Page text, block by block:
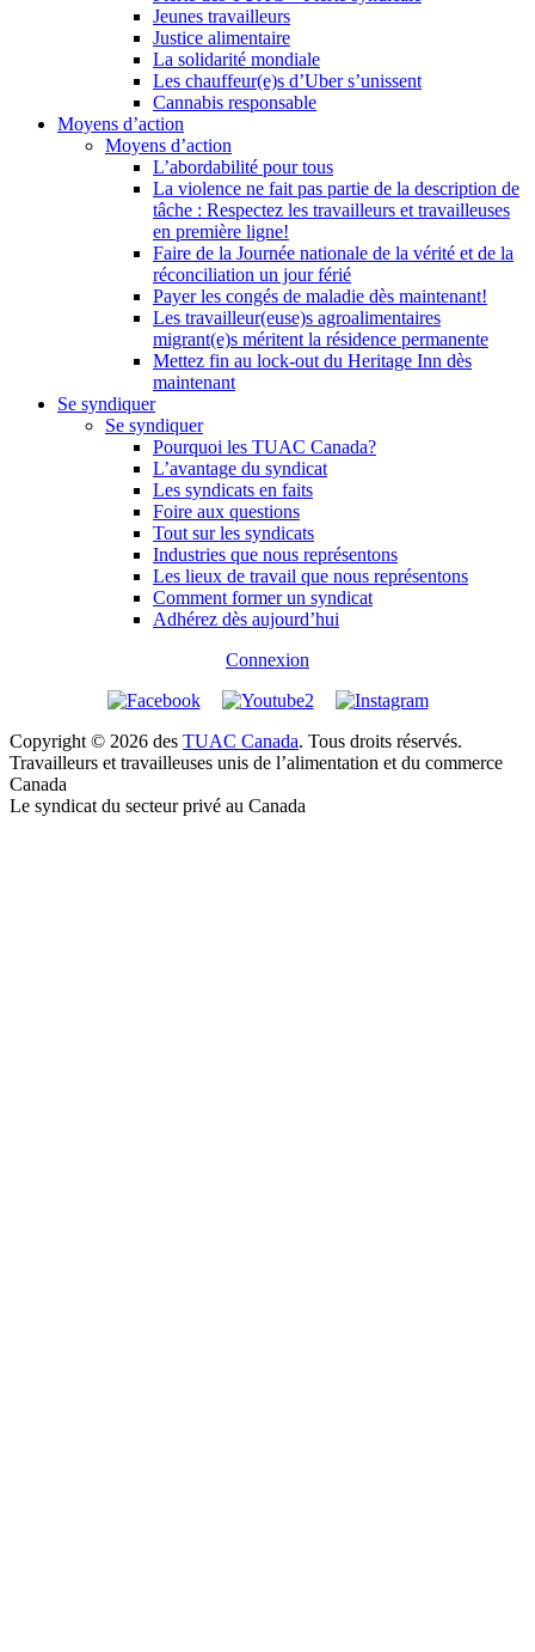
Jeunes travailleurs
Justice alimentaire
La solidarité mondiale
Les chauffeur(e)s d’Uber s’unissent
Cannabis responsable
Moyens d’action
Moyens d’action
L’abordabilité pour tous
La violence ne fait pas partie de la description de
tâche : Respectez les travailleurs et travailleuses
en première ligne!
Faire de la Journée nationale de la vérité et de la
réconciliation un jour férié
Payer les congés de maladie dès maintenant!
Les travailleur(euse)s agroalimentaires
migrant(e)s méritent la résidence permanente
Mettez fin au lock-out du Heritage Inn dès
maintenant
Se syndiquer
Se syndiquer
Pourquoi les TUAC Canada?
L’avantage du syndicat
Les syndicats en faits
Foire aux questions
Tout sur les syndicats
Industries que nous représentons
Les lieux de travail que nous représentons
Comment former un syndicat
Adhérez dès aujourd’hui
Connexion
Copyright © 2026 des TUAC Canada. Tous droits réservés.
Travailleurs et travailleuses unis de l’alimentation et du commerce
Canada
Le syndicat du secteur privé au Canada